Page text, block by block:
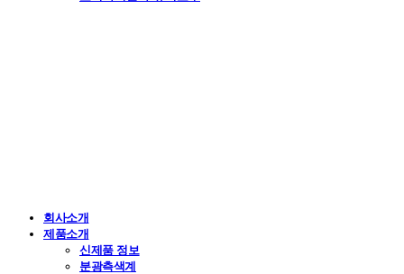
회사소개
제품소개
신제품 정보
분광측색계